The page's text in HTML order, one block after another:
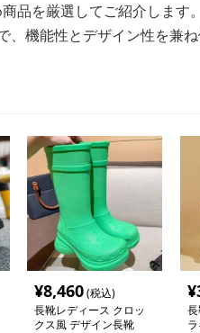
品を厳選してご紹介します。
機能性とデザイン性を兼
¥8,460(税込)
長靴レディース クロッ
クス風 デザイン長靴
¥